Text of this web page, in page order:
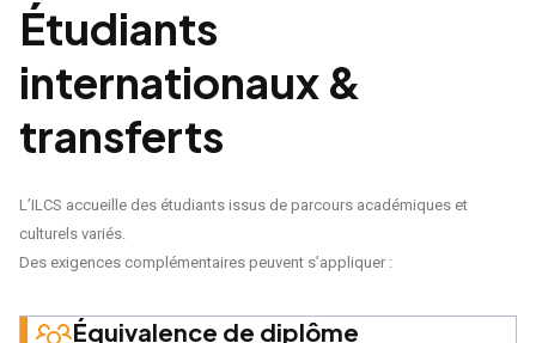
Étudiants
internationaux &
transferts
L’ILCS accueille des étudiants issus de parcours académiques et
culturels variés.
Des exigences complémentaires peuvent s’appliquer :
Équivalence de diplôme